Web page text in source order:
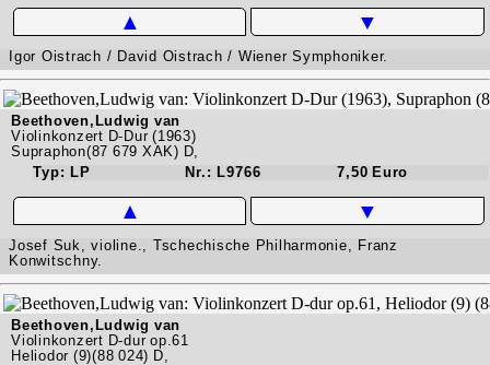
▲ ▼
Igor Oistrach / David Oistrach / Wiener Symphoniker.
Beethoven,Ludwig van
Violinkonzert D-Dur (1963)
Supraphon(87 679 XAK) D,
Typ: LP
Nr.: L9766 7,50 Euro
▲ ▼
Josef Suk, violine., Tschechische Philharmonie, Franz
Konwitschny.
Beethoven,Ludwig van
Violinkonzert D-dur op.61
Heliodor (9)(88 024) D,